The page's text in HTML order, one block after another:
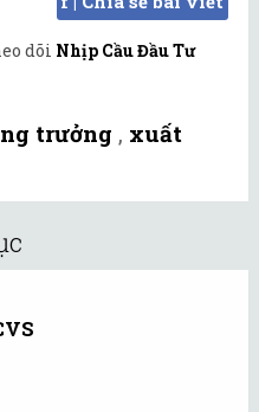
dõi Nhịp Cầu Đầu Tư
trưởng , xuất